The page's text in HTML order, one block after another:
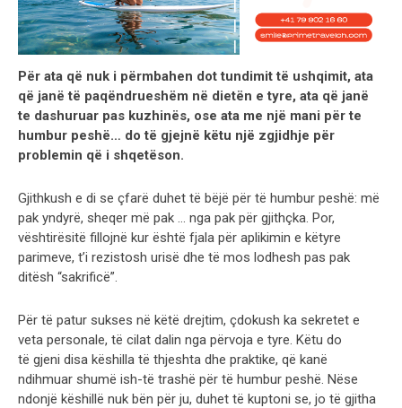
Për ata që nuk i përmbahen dot tundimit të ushqimit, ata
që janë të paqëndrueshëm në dietën e tyre, ata që janë
te dashuruar pas kuzhinës, ose ata me një mani për te
humbur peshë… do të gjejnë këtu një zgjidhje për
problemin që i shqetëson.
Gjithkush e di se çfarë duhet të bëjë për të humbur peshë: më
pak yndyrë, sheqer më pak … nga pak për gjithçka. Por,
vështirësitë fillojnë kur është fjala për aplikimin e këtyre
parimeve, t’i rezistosh urisë dhe të mos lodhesh pas pak
ditësh “sakrificë”.
Për të patur sukses në këtë drejtim, çdokush ka sekretet e
veta personale, të cilat dalin nga përvoja e tyre. Këtu do
të gjeni disa këshilla të thjeshta dhe praktike, që kanë
ndihmuar shumë ish-të trashë për të humbur peshë. Nëse
ndonjë këshillë nuk bën për ju, duhet të kuptoni se, jo të gjitha